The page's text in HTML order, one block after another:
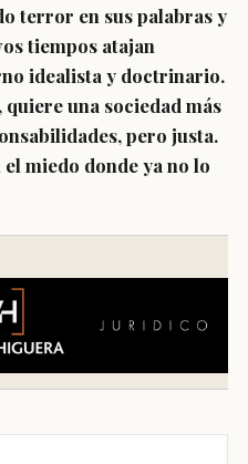
terror en sus palabras y
tiempos atajan
idealista y doctrinario.
una sociedad más
pero justa.
miedo donde ya no lo